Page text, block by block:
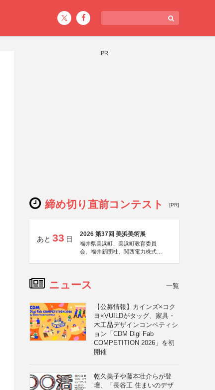
PR
締め切り直前コンテスト [PR]
あと 33 日
2026 第37回 美浜美術展
福井県美浜町、美浜町教育委員
会、福井新聞社、関西電力株式会
ニュース 一覧
【公募情報】カインズ×コク
ヨ×VUILDがタッグ、家具・
木工品デザインコンペティシ
ョン「CDM Digi Fab
COMPETITION 2026」を初
開催
乾久美子や藤本壮介らが登
壇、「長谷工 住まいのデザ